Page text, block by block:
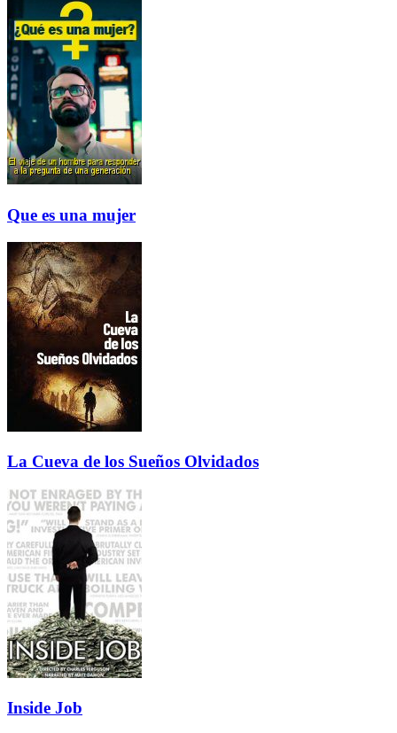
Que es una mujer
La Cueva de los Sueños Olvidados
Inside Job